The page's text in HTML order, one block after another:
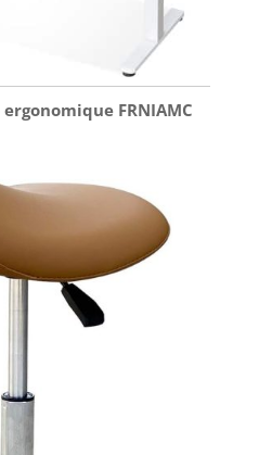
FRNIAMC